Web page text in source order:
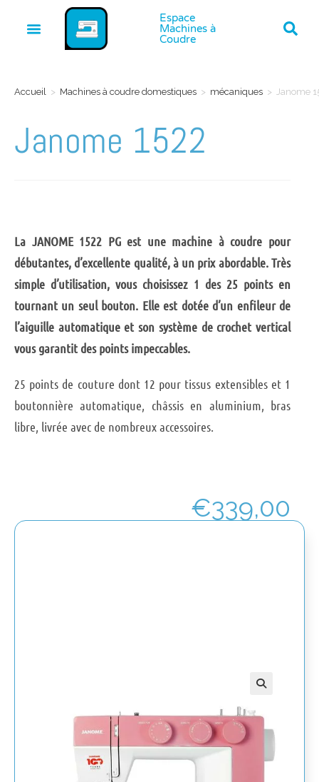
Espace
Machines à
Coudre
Accueil > Machines à coudre domestiques > mécaniques > Janome
Janome 1522
La JANOME 1522 PG est une machine à coudre pour
débutantes, d’excellente qualité, à un prix abordable. Très
simple d’utilisation, vous choisissez 1 des 25 points en
tournant un seul bouton. Elle est dotée d’un enfileur de
l’aiguille automatique et son système de crochet vertical
vous garantit des points impeccables.
25 points de couture dont 12 pour tissus extensibles et 1
boutonnière automatique, châssis en aluminium, bras
libre, livrée avec de nombreux accessoires.
€339,00